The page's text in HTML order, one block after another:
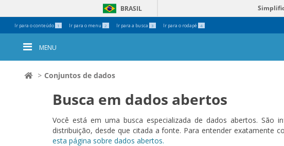
Ir para o conteúdo 1 Ir para o menu 2 Ir para a busca 3 Ir para o rodapé 4
BRASIL
Ferramentas
Pessoais
MENU
Conjuntos de dados
Busca em dados abertos
Você está em uma busca especializada de dados abertos. São
distribuição, desde que citada a fonte. Para entender exatamente
esta página sobre dados abertos.